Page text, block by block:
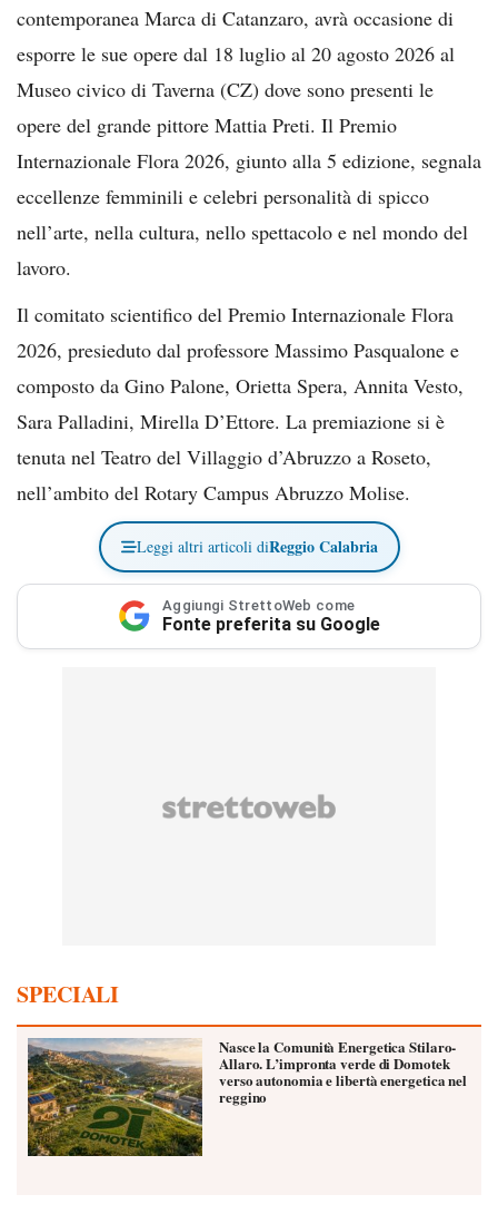
contemporanea Marca di Catanzaro, avrà occasione di
esporre le sue opere dal 18 luglio al 20 agosto 2026 al
Museo civico di Taverna (CZ) dove sono presenti le
opere del grande pittore Mattia Preti. Il Premio
Internazionale Flora 2026, giunto alla 5 edizione, segnala
eccellenze femminili e celebri personalità di spicco
nell’arte, nella cultura, nello spettacolo e nel mondo del
lavoro.
Il comitato scientifico del Premio Internazionale Flora
2026, presieduto dal professore Massimo Pasqualone e
composto da Gino Palone, Orietta Spera, Annita Vesto,
Sara Palladini, Mirella D’Ettore. La premiazione si è
tenuta nel Teatro del Villaggio d’Abruzzo a Roseto,
nell’ambito del Rotary Campus Abruzzo Molise.
Leggi altri articoli diReggio Calabria
Aggiungi StrettoWeb come
Fonte preferita su Google
SPECIALI
Nasce la Comunità Energetica Stilaro-
Allaro. L’impronta verde di Domotek
verso autonomia e libertà energetica nel
reggino